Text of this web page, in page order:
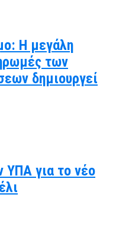
Η μεγάλη
των
δημιουργεί
ΥΠΑ για το νέο